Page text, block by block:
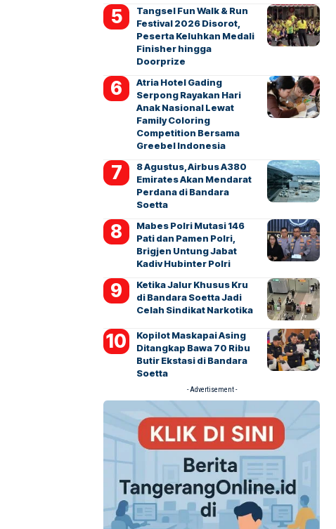
Tangsel Fun Walk & Run
Festival 2026 Disorot,
Peserta Keluhkan Medali
Finisher hingga
Doorprize
Atria Hotel Gading
Serpong Rayakan Hari
Anak Nasional Lewat
Family Coloring
Competition Bersama
Greebel Indonesia
8 Agustus, Airbus A380
Emirates Akan Mendarat
Perdana di Bandara
Soetta
Mabes Polri Mutasi 146
Pati dan Pamen Polri,
Brigjen Untung Jabat
Kadiv Hubinter Polri
Ketika Jalur Khusus Kru
di Bandara Soetta Jadi
Celah Sindikat Narkotika
Kopilot Maskapai Asing
Ditangkap Bawa 70 Ribu
Butir Ekstasi di Bandara
Soetta
- Advertisement -